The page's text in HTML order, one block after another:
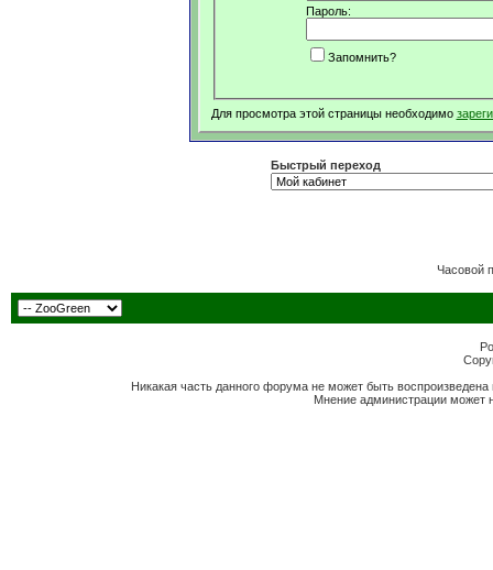
Пароль:
Запомнить?
Для просмотра этой страницы необходимо
Быстрый переход
Часовой
Никакая часть данного форума не может быть
Мнение администрации может